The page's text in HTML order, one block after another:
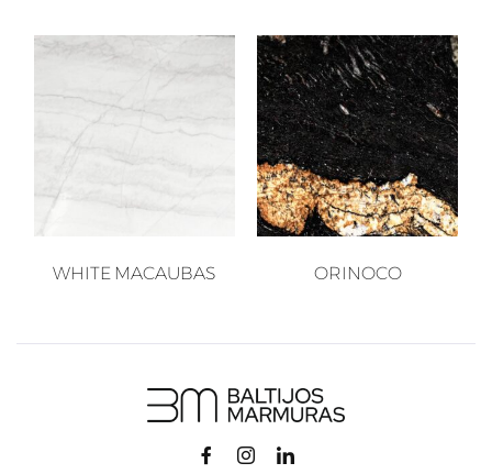
WHITE MACAUBAS ORINOCO